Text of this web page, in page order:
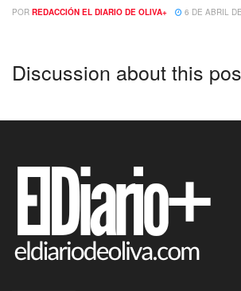
POR REDACCIÓN EL DIARIO DE OLIVA+ 6 DE ABRIL
Discussion about this